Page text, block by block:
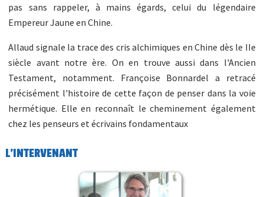
pas sans rappeler, à mains égards, celui du légendaire
Empereur Jaune en Chine.
Allaud signale la trace des cris alchimiques en Chine dès le IIe
siècle avant notre ère. On en trouve aussi dans l'Ancien
Testament, notamment. Françoise Bonnardel a retracé
précisément l'histoire de cette façon de penser dans la voie
hermétique. Elle en reconnaît le cheminement également
chez les penseurs et écrivains fondamentaux
L'INTERVENANT